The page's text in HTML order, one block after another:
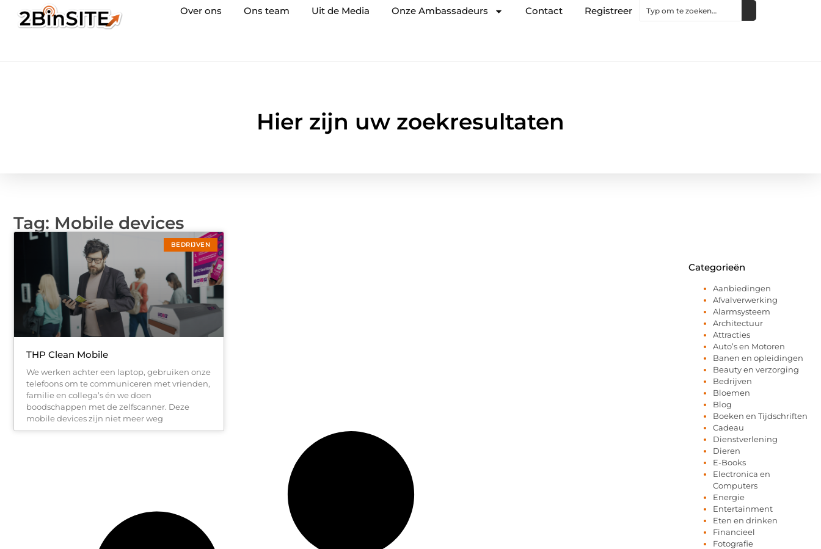
Over ons Ons team Uit de Media Onze Ambassadeurs Contact Registreer
Hier zijn uw zoekresultaten
Tag: Mobile devices
BEDRIJVEN
THP Clean Mobile
We werken achter een laptop, gebruiken onze
telefoons om te communiceren met vrienden,
familie en collega’s én we doen
boodschappen met de zelfscanner. Deze
mobile devices zijn niet meer weg
Categorieën
Aanbiedingen
Afvalverwerking
Alarmsysteem
Architectuur
Attracties
Auto’s en Motoren
Banen en opleidingen
Beauty en verzorging
Bedrijven
Bloemen
Blog
Boeken en Tijdschriften
Cadeau
Dienstverlening
Dieren
E-Books
Electronica en
Computers
Energie
Entertainment
Eten en drinken
Financieel
Fotografie